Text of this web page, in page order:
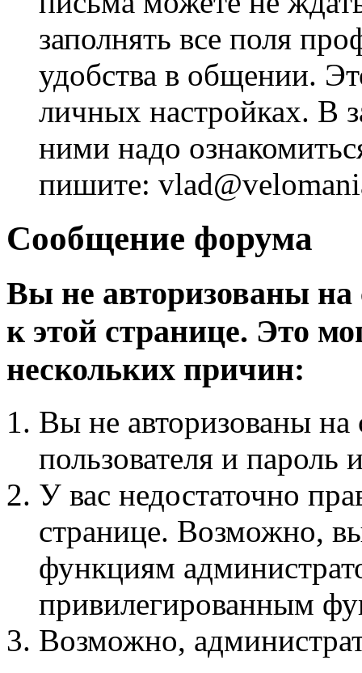
заполнять все поля
удобства в общении.
личных настройках. В
ними надо
пишите:
Сообщение форума
Вы не авторизованы на
к этой странице. Это
нескольких причин:
Вы не авторизованы на
пользователя и пароль
У вас недостаточно
странице. Возможно,
функциям
привилегированным
Возможно,